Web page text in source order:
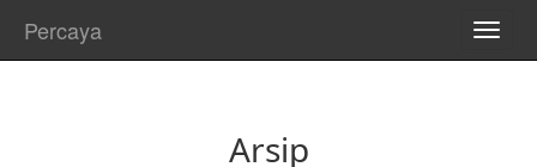
Percaya
Arsip